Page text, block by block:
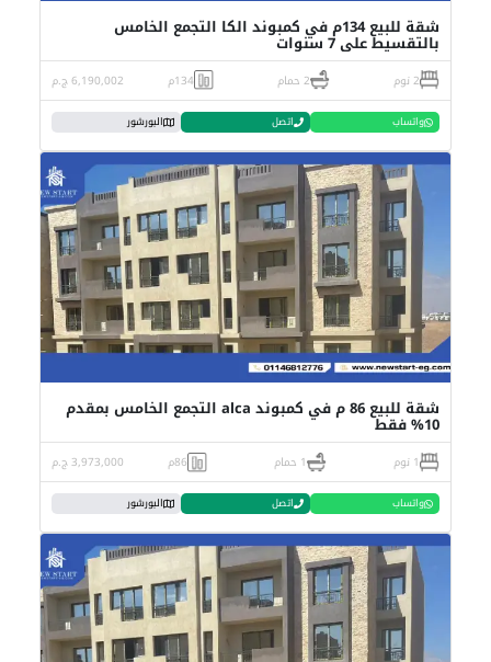
شقة للبيع 134م في كمبوند الكا التجمع الخامس
بالتقسيط على 7 سنوات
2 نوم 2 حمام 134م 6,190,002 ج.م
واتساب اتصل البورشور
شقة للبيع 86 م في كمبوند alca التجمع الخامس بمقدم
10% فقط
1 نوم 1 حمام 86م 3,973,000 ج.م
واتساب اتصل البورشور